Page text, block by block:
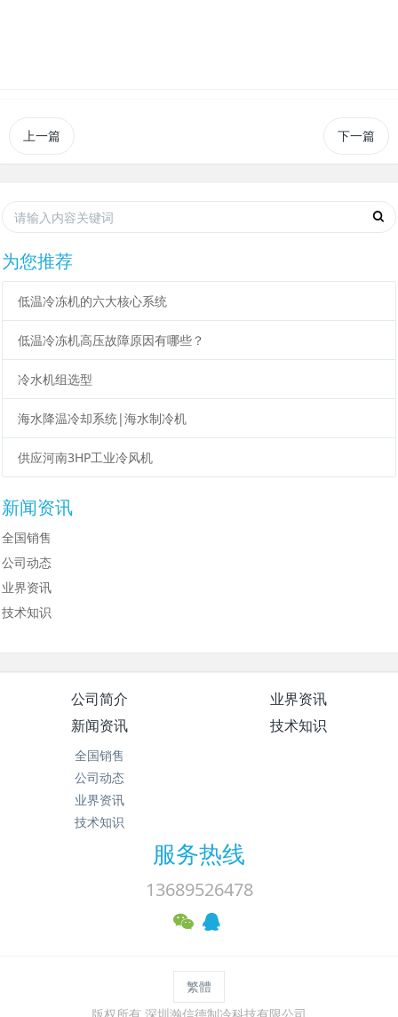
上一篇 下一篇
为您推荐
低温冷冻机的六大核心系统
低温冷冻机高压故障原因有哪些？
冷水机组选型
海水降温冷却系统|海水制冷机
供应河南3HP工业冷风机
新闻资讯
全国销售
公司动态
业界资讯
技术知识
公司简介
业界资讯
新闻资讯
全国销售
公司动态
业界资讯
技术知识
技术知识
服务热线
13689526478
繁體